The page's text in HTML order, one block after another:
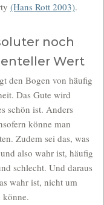
(Hans Rott 2003).
noch
Wert
den Bogen von häufig
Das Gute wird
schön ist. Anders
könne man
Zudem sei das, was
also wahr ist, häufig
schlecht. Und daraus
wahr ist, nicht um
könne.